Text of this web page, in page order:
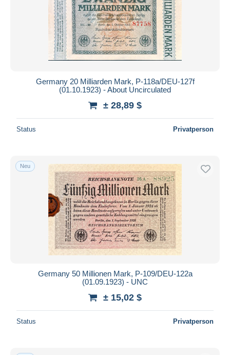
Germany 20 Milliarden Mark, P-118a/DEU-127f
(01.10.1923) - About Uncirculated
± 28,89 $
Status Privatperson
Neu
Germany 50 Millionen Mark, P-109/DEU-122a
(01.09.1923) - UNC
± 15,02 $
Status Privatperson